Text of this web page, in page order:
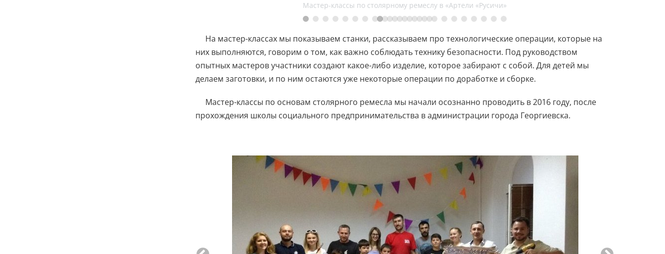
Мастер-классы по столярному ремеслу в «Артели «Русичи»
На мастер-классах мы показываем станки, рассказываем про технологические операции, которые на
них выполняются, говорим о том, как важно соблюдать технику безопасности. Под руководством
опытных мастеров участники создают какое-либо изделие, которое забирают с собой. Для детей мы
делаем заготовки, и по ним остаются уже некоторые операции по доработке и сборке.
Мастер-классы по основам столярного ремесла мы начали осознанно проводить в 2016 году, после
прохождения школы социального предпринимательства в администрации города Георгиевска.